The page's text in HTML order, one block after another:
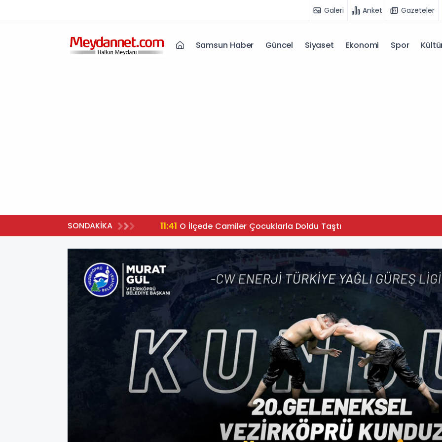
Galeri Anket Gazeteler
Samsun Haber Güncel Siyaset Ekonomi Spor
SONDAKİKA 11:41 O İlçede Camiler Çocuklarla Doldu Taştı